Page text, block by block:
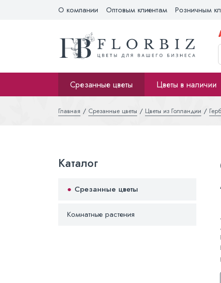
О компании Оптовым клиентам Розничным
Срезанные цветы Цветы в наличии
Главная Срезанные цветы Цветы из Голландии
Каталог
Срезанные цветы
Комнатные растения